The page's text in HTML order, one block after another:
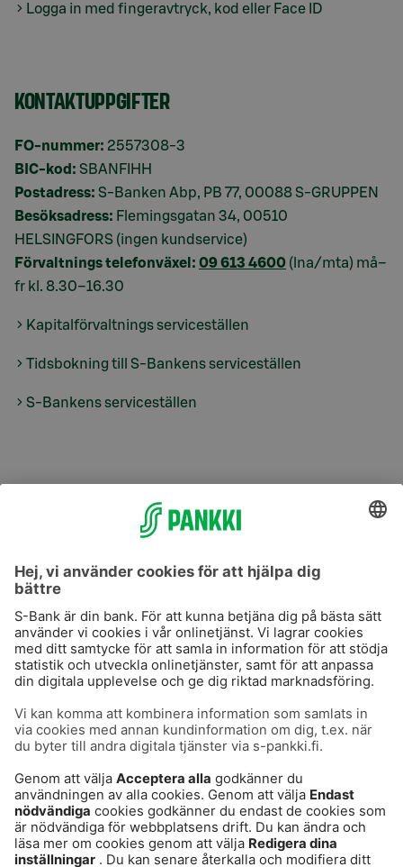
Logga in med fingeravtryck, kod eller Face ID
KONTAKTUPPGIFTER
FO-nummer: 2557308-3
BIC-kod: SBANFIHH
Postadress: S-Banken Abp, PB 77, 00088 S-GRUPPEN
Besöksadress: Flemingsgatan 34, 00510
HELSINGFORS (ingen kundservice)
Förvaltnings telefonväxel: 09 613 4600 (lna/mta) må–
fr kl. 8.30–16.30
Kapitalförvaltnings serviceställen
Tidsbokning till S-Bankens serviceställen
S-Bankens serviceställen
S-Prime
Användarvillkor
Dataskydd
Cookies
Säker hantering av bankärenden